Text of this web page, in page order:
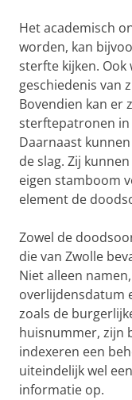
Het academisch
worden, kan
sterfte kijken.
geschiedenis van
Bovendien kan er
sterftepatronen in
Daarnaast
de slag. Zij
eigen stamboom
element de
Zowel de
die van Zwolle
Niet alleen
overlijdensdatum
zoals de
huisnummer, zijn
indexeren een
uiteindelijk wel
informatie op.